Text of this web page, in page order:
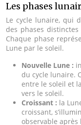
Les phases
Le cycle lunaire, qui
des phases
Chaque phase
Lune par le soleil.
Nouvelle Lune :
du cycle lunaire.
entre le soleil et
vers le soleil.
Croissant : la
croissant,
observable